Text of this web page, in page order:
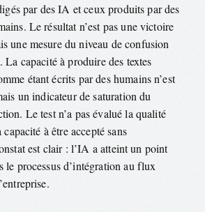
par des IA et ceux produits par des
Le résultat n’est pas une victoire
une mesure du niveau de confusion
La capacité à produire des textes
étant écrits par des humains n’est
un indicateur de saturation du
Le test n’a pas évalué la qualité
à être accepté sans
est clair : l’IA a atteint un point
le processus d’intégration au flux